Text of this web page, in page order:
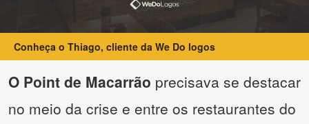
Conheça o Thiago, cliente da We Do logos
O Point de Macarrão precisava se destacar
no meio da crise e entre os restaurantes do